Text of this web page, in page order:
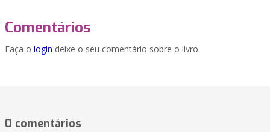
Comentários
Faça o login deixe o seu comentário sobre o livro.
0 comentários